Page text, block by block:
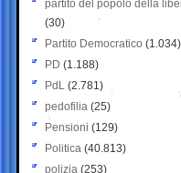
partito del popolo della
(30)
Partito Democratico (1.034)
PD (1.188)
PdL (2.781)
pedofilia (25)
Pensioni (129)
Politica (40.813)
polizia (253)